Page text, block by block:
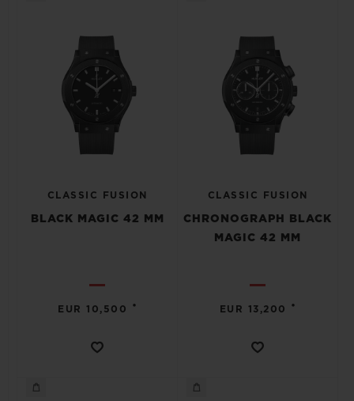
CLASSIC FUSION
BLACK MAGIC 42 MM
EUR 10,500 •
CLASSIC FUSION
CHRONOGRAPH BLACK
MAGIC 42 MM
EUR 13,200 •